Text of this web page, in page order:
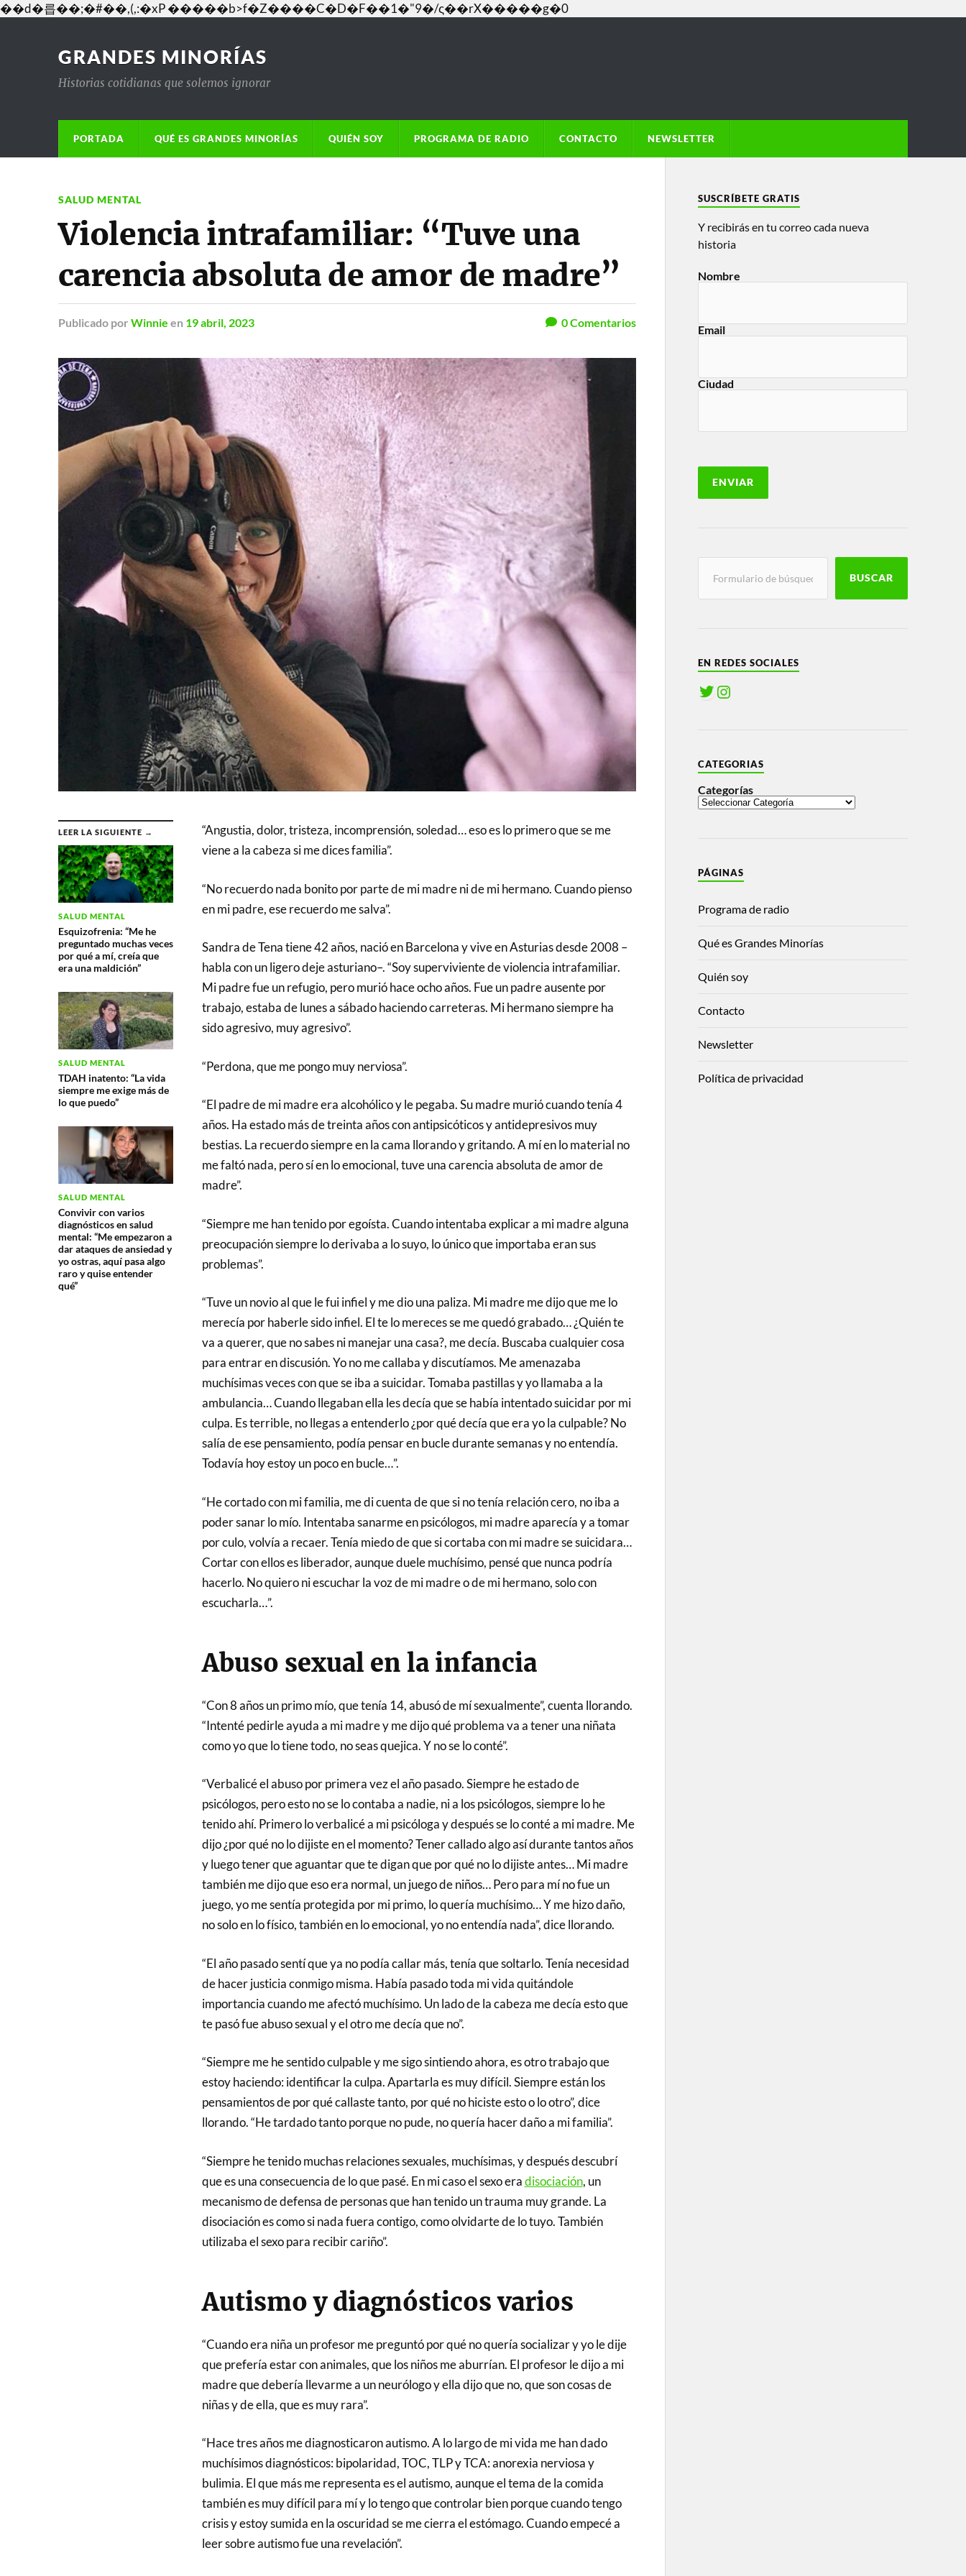
��d�릅��;�#��,(,:�xP �����b>f�Z����C�D�F��1�"9�/ς��rX�����g�0
GRANDES MINORÍAS
Historias cotidianas que solemos ignorar
PORTADA QUÉ ES GRANDES MINORÍAS QUIÉN SOY PROGRAMA DE RADIO CONTACTO NEWSLETTER
SALUD MENTAL
Violencia intrafamiliar: “Tuve una
carencia absoluta de amor de madre”
Publicado por Winnie en 19 abril, 2023 0Comentarios
LEER LA SIGUIENTE →
SALUD MENTAL
Esquizofrenia: “Me he
preguntado muchas veces
por qué a mí, creía que
era una maldición”
SALUD MENTAL
TDAH inatento: “La vida
siempre me exige más de
lo que puedo”
SALUD MENTAL
Convivir con varios
diagnósticos en salud
mental: “Me empezaron a
dar ataques de ansiedad y
yo ostras, aquí pasa algo
raro y quise entender
qué”
“Angustia, dolor, tristeza, incomprensión, soledad… eso es lo primero que se me
viene a la cabeza si me dices familia”.
“No recuerdo nada bonito por parte de mi madre ni de mi hermano. Cuando pienso
en mi padre, ese recuerdo me salva”.
Sandra de Tena tiene 42 años, nació en Barcelona y vive en Asturias desde 2008 –
habla con un ligero deje asturiano–. “Soy superviviente de violencia intrafamiliar.
Mi padre fue un refugio, pero murió hace ocho años. Fue un padre ausente por
trabajo, estaba de lunes a sábado haciendo carreteras. Mi hermano siempre ha
sido agresivo, muy agresivo”.
“Perdona, que me pongo muy nerviosa”.
“El padre de mi madre era alcohólico y le pegaba. Su madre murió cuando tenía 4
años. Ha estado más de treinta años con antipsicóticos y antidepresivos muy
bestias. La recuerdo siempre en la cama llorando y gritando. A mí en lo material no
me faltó nada, pero sí en lo emocional, tuve una carencia absoluta de amor de
madre”.
“Siempre me han tenido por egoísta. Cuando intentaba explicar a mi madre alguna
preocupación siempre lo derivaba a lo suyo, lo único que importaba eran sus
problemas”.
“Tuve un novio al que le fui infiel y me dio una paliza. Mi madre me dijo que me lo
merecía por haberle sido infiel. El te lo mereces se me quedó grabado… ¿Quién te
va a querer, que no sabes ni manejar una casa?, me decía. Buscaba cualquier cosa
para entrar en discusión. Yo no me callaba y discutíamos. Me amenazaba
muchísimas veces con que se iba a suicidar. Tomaba pastillas y yo llamaba a la
ambulancia… Cuando llegaban ella les decía que se había intentado suicidar por mi
culpa. Es terrible, no llegas a entenderlo ¿por qué decía que era yo la culpable? No
salía de ese pensamiento, podía pensar en bucle durante semanas y no entendía.
Todavía hoy estoy un poco en bucle…”.
“He cortado con mi familia, me di cuenta de que si no tenía relación cero, no iba a
poder sanar lo mío. Intentaba sanarme en psicólogos, mi madre aparecía y a tomar
por culo, volvía a recaer. Tenía miedo de que si cortaba con mi madre se suicidara…
Cortar con ellos es liberador, aunque duele muchísimo, pensé que nunca podría
hacerlo. No quiero ni escuchar la voz de mi madre o de mi hermano, solo con
escucharla…”.
Abuso sexual en la infancia
“Con 8 años un primo mío, que tenía 14, abusó de mí sexualmente”, cuenta llorando.
“Intenté pedirle ayuda a mi madre y me dijo qué problema va a tener una niñata
como yo que lo tiene todo, no seas quejica. Y no se lo conté”.
“Verbalicé el abuso por primera vez el año pasado. Siempre he estado de
psicólogos, pero esto no se lo contaba a nadie, ni a los psicólogos, siempre lo he
tenido ahí. Primero lo verbalicé a mi psicóloga y después se lo conté a mi madre. Me
dijo ¿por qué no lo dijiste en el momento? Tener callado algo así durante tantos años
y luego tener que aguantar que te digan que por qué no lo dijiste antes… Mi madre
también me dijo que eso era normal, un juego de niños… Pero para mí no fue un
juego, yo me sentía protegida por mi primo, lo quería muchísimo… Y me hizo daño,
no solo en lo físico, también en lo emocional, yo no entendía nada”, dice llorando.
“El año pasado sentí que ya no podía callar más, tenía que soltarlo. Tenía necesidad
de hacer justicia conmigo misma. Había pasado toda mi vida quitándole
importancia cuando me afectó muchísimo. Un lado de la cabeza me decía esto que
te pasó fue abuso sexual y el otro me decía que no”.
“Siempre me he sentido culpable y me sigo sintiendo ahora, es otro trabajo que
estoy haciendo: identificar la culpa. Apartarla es muy difícil. Siempre están los
pensamientos de por qué callaste tanto, por qué no hiciste esto o lo otro”, dice
llorando. “He tardado tanto porque no pude, no quería hacer daño a mi familia”.
“Siempre he tenido muchas relaciones sexuales, muchísimas, y después descubrí
que es una consecuencia de lo que pasé. En mi caso el sexo eradisociación, un
mecanismo de defensa de personas que han tenido un trauma muy grande. La
disociación es como si nada fuera contigo, como olvidarte de lo tuyo. También
utilizaba el sexo para recibir cariño”.
Autismo y diagnósticos varios
“Cuando era niña un profesor me preguntó por qué no quería socializar y yo le dije
que prefería estar con animales, que los niños me aburrían. El profesor le dijo a mi
madre que debería llevarme a un neurólogo y ella dijo que no, que son cosas de
niñas y de ella, que es muy rara”.
“Hace tres años me diagnosticaron autismo. A lo largo de mi vida me han dado
muchísimos diagnósticos: bipolaridad, TOC, TLP y TCA: anorexia nerviosa y
bulimia. El que más me representa es el autismo, aunque el tema de la comida
también es muy difícil para mí y lo tengo que controlar bien porque cuando tengo
crisis y estoy sumida en la oscuridad se me cierra el estómago. Cuando empecé a
leer sobre autismo fue una revelación”.
SUSCRÍBETE GRATIS
Y recibirás en tu correo cada nueva
historia
Nombre
Email
Ciudad
BUSCAR
EN REDES SOCIALES
CATEGORIAS
Categorías
PÁGINAS
Programa de radio
Qué es Grandes Minorías
Quién soy
Contacto
Newsletter
Política de privacidad